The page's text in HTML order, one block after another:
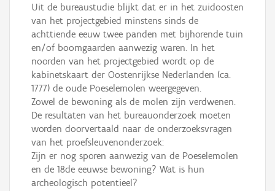
i
+ −
Basis Lagen
OSM-Basiskaart
Uit de bureaustudie blijkt dat er in het zuidoosten
van het projectgebied minstens sinds de
achttiende eeuw twee panden met bijhorende tuin
en/of boomgaarden aanwezig waren. In het
noorden van het projectgebied wordt op de
kabinetskaart der Oostenrijkse Nederlanden (ca.
1777) de oude Poeselemolen weergegeven.
Zowel de bewoning als de molen zijn verdwenen.
De resultaten van het bureauonderzoek moeten
worden doorvertaald naar de onderzoeksvragen
van het proefsleuvenonderzoek:
Zijn er nog sporen aanwezig van de Poeselemolen
en de 18de eeuwse bewoning? Wat is hun
archeologisch potentieel?